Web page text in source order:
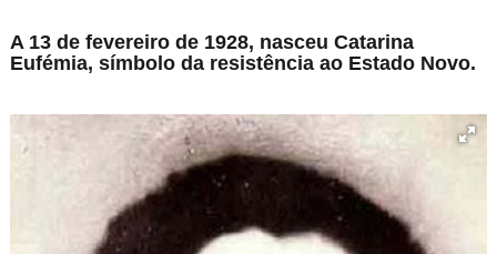
A 13 de fevereiro de 1928, nasceu Catarina
Eufémia,símbolo da resistência ao Estado Novo.